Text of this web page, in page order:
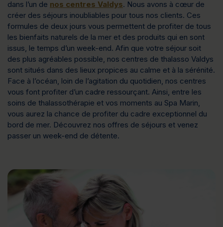
dans l’un de nos centres Valdys. Nous avons à cœur de
créer des séjours inoubliables pour tous nos clients. Ces
formules de deux jours vous permettent de profiter de tous
les bienfaits naturels de la mer et des produits qui en sont
issus, le temps d’un week-end. Afin que votre séjour soit
des plus agréables possible, nos centres de thalasso Valdys
sont situés dans des lieux propices au calme et à la sérénité.
Face à l’océan, loin de l’agitation du quotidien, nos centres
vous font profiter d’un cadre ressourçant. Ainsi, entre les
soins de thalassothérapie et vos moments au Spa Marin,
vous aurez la chance de profiter du cadre exceptionnel du
bord de mer. Découvrez nos offres de séjours et venez
passer un week-end de détente.